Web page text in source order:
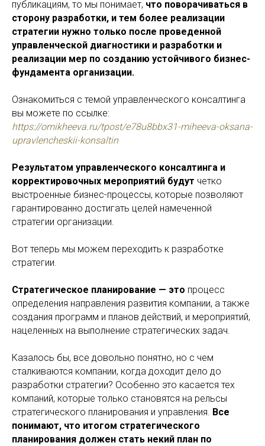
публикациям, то мы понимает, что поворачиваться в
сторону разработки, и тем более реализации
стратегии нужно только после проведенной
управленческой диагностики и разработки и
реализации мер по созданию устойчивого бизнес-
фундамента организации.
Ознакомиться с темой управленческого консалтинга
вы можете по ссылке:
https://omikheeva.ru/tpost/e78u8bbx31-miheeva-oksana-
upravlencheskii-konsaltin
Результатом управленческого консалтинга и
корректировочных мероприятий будут четко
выстроенные бизнес-процессы, которые позволяют
гарантированно достигать целей намеченной
стратегии организации.
Вот теперь мы можем переходить к разработке
стратегии.
Стратегическое планирование — это процесс
определения направления развития компании, а также
создания программ и планов действий, и мероприятий,
нацеленных на выполнение стратегических задач.
Казалось бы, все довольно понятно, но с чем
сталкиваются компании, когда доходит дело до
разработки стратегии? Особенно это касается тех
компаний, которые только становятся на рельсы
стратегического планирования и управления. Все
понимают, что итогом стратегического
планирования должен стать некий план по